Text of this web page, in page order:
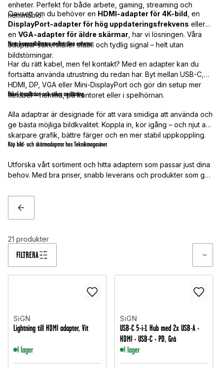
enheter. Perfekt för både arbete, gaming, streaming och
hemmabio.
Oavsett om du behöver en HDMI-adapter för 4K-bild , en
DisplayPort-adapter för hög uppdateringsfrekvens eller
en VGA-adapter för äldre skärmar , har vi lösningen. Våra
adaptrar säkerställer stabil och tydlig signal – helt utan
bildstörningar.
Maxa kompatibiliteten mellan dina enheter
Har du rätt kabel, men fel kontakt? Med en adapter kan du
fortsätta använda utrustning du redan har. Byt mellan USB-C,
HDMI, DP, VGA eller Mini-DisplayPort och gör din setup mer
flexibel – hemma, på kontoret eller i spelhörnan.
Enkel installation och säker anslutning
Alla adaptrar är designade för att vara smidiga att använda och
ge bästa möjliga bildkvalitet. Koppla in, kör igång – och njut av
skarpare grafik, bättre färger och en mer stabil uppkoppling.
Köp bild- och skärmadaptrar hos Teknikmagasinet
Utforska vårt sortiment och hitta adaptern som passar just dina
behov. Med bra priser, snabb leverans och produkter som gör
valet för en enklare och bättre skärmanslutning.
TILLBAKA
FILTRERA
21 produkter
SiGN
Lightning till HDMI adapter, Vit
I lager
SiGN
USB-C 5-i-1 Hub med 2x USB-A +
HDMI + USB-C + PD, Grå
I lager